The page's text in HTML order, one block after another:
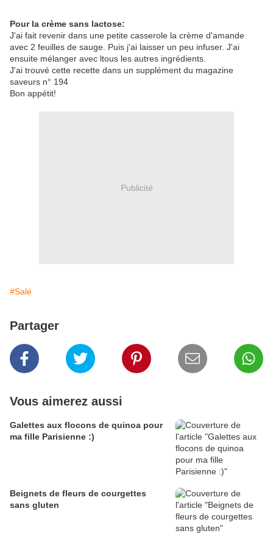
Pour la crème sans lactose:
J'ai fait revenir dans une petite casserole la crème d'amande
avec 2 feuilles de sauge. Puis j'ai laisser un peu infuser. J'ai
ensuite mélanger avec ltous les autres ingrédients.
J'ai trouvé cette recette dans un supplément du magazine
saveurs n° 194
Bon appétit!
Publicité
#Salé
Partager
Vous aimerez aussi
Galettes aux flocons de quinoa pour
ma fille Parisienne :)
Beignets de fleurs de courgettes
sans gluten